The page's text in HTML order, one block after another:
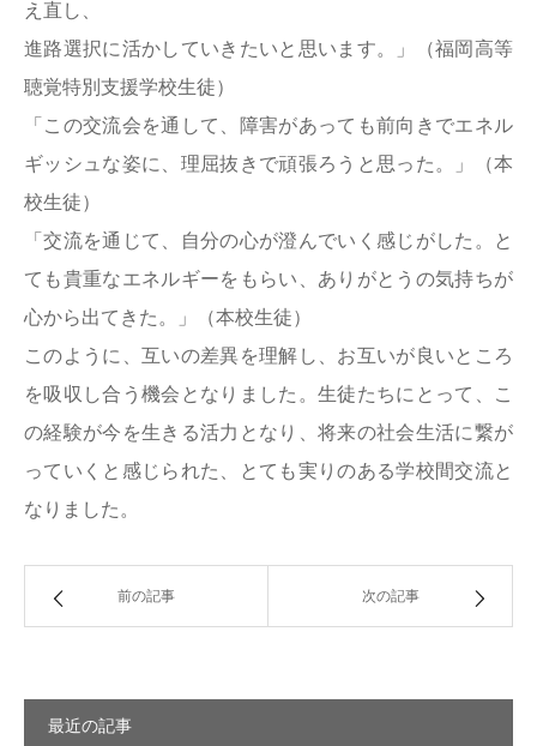
え直し、
進路選択に活かしていきたいと思います。」（福岡高等
聴覚特別支援学校生徒）
「この交流会を通して、障害があっても前向きでエネル
ギッシュな姿に、理屈抜きで頑張ろうと思った。」（本
校生徒）
「交流を通じて、自分の心が澄んでいく感じがした。と
ても貴重なエネルギーをもらい、ありがとうの気持ちが
心から出てきた。」（本校生徒）
このように、互いの差異を理解し、お互いが良いところ
を吸収し合う機会となりました。生徒たちにとって、こ
の経験が今を生きる活力となり、将来の社会生活に繋が
っていくと感じられた、とても実りのある学校間交流と
なりました。
前の記事 次の記事
最近の記事